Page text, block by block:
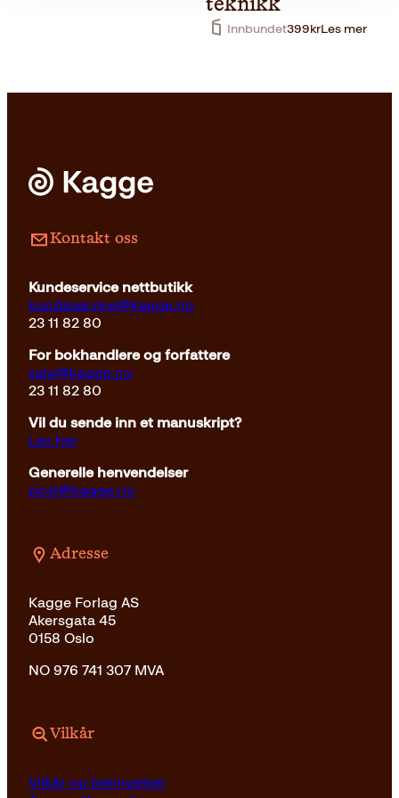
Innbundet
teknikk
Innbundet399krLes mer
Kontakt oss
Kundeservice nettbutikk
kundeservice@kagge.no
23 11 82 80
For bokhandlere og forfattere
salg@kagge.no
23 11 82 80
Vil du sende inn et manuskript?
Les her
Generelle henvendelser
post@kagge.no
Adresse
Kagge Forlag AS
Akersgata 45
0158 Oslo
NO 976 741 307 MVA
Vilkår
Vilkår og betingelser